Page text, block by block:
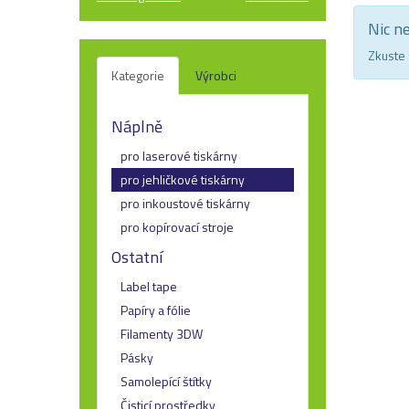
Kategorie Výrobci
Náplně
pro laserové tiskárny
pro jehličkové tiskárny
pro inkoustové tiskárny
pro kopírovací stroje
Ostatní
Label tape
Papíry a fólie
Filamenty 3DW
Pásky
Samolepící štítky
Čisticí prostředky
Nic